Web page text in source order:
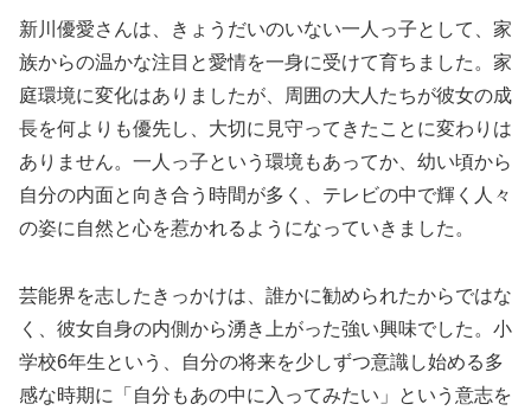
新川優愛さんは、きょうだいのいない一人っ子として、家
族からの温かな注目と愛情を一身に受けて育ちました。家
庭環境に変化はありましたが、周囲の大人たちが彼女の成
長を何よりも優先し、大切に見守ってきたことに変わりは
ありません。一人っ子という環境もあってか、幼い頃から
自分の内面と向き合う時間が多く、テレビの中で輝く人々
の姿に自然と心を惹かれるようになっていきました。
芸能界を志したきっかけは、誰かに勧められたからではな
く、彼女自身の内側から湧き上がった強い興味でした。小
学校6年生という、自分の将来を少しずつ意識し始める多
感な時期に「自分もあの中に入ってみたい」という意志を